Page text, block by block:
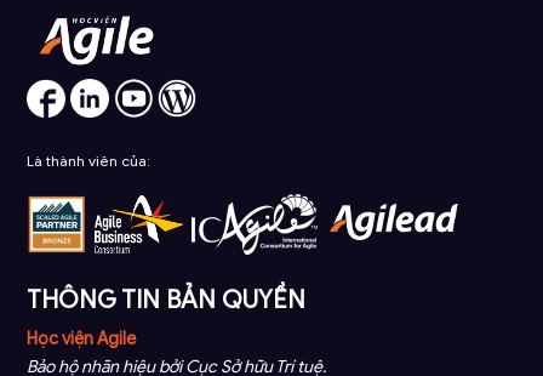
Là thành viên của:
THÔNG TIN BẢN QUYỀN
Học viện Agile
Bảo hộ nhãn hiệu bởi Cục Sở hữu Trí tuệ.